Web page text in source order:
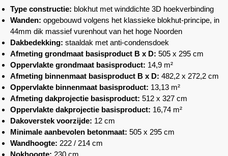
Type constructie: blokhut met winddichte 3D hoekverbinding
Wanden: opgebouwd volgens het klassieke blokhut-principe, in
44mm dik massief vurenhout van het hoge Noorden
Dakbedekking: staaldak met anti-condensdoek
Afmeting grondmaat basisproduct B x D: 505 x 295 cm
Oppervlakte grondmaat basisproduct: 14,9 m²
Afmeting binnenmaat basisproduct B x D: 482,2 x 272,2 cm
Oppervlakte binnenmaat basisproduct: 13,13 m²
Afmeting dakprojectie basisproduct: 512 x 327 cm
Oppervlakte dakprojectie basisproduct: 16,74 m²
Dakoverstek voorzijde: 12 cm
Minimale aanbevolen betonmaat: 505 x 295 cm
Wandhoogte: 222 / 214 cm
Nokhoogte: 230 cm